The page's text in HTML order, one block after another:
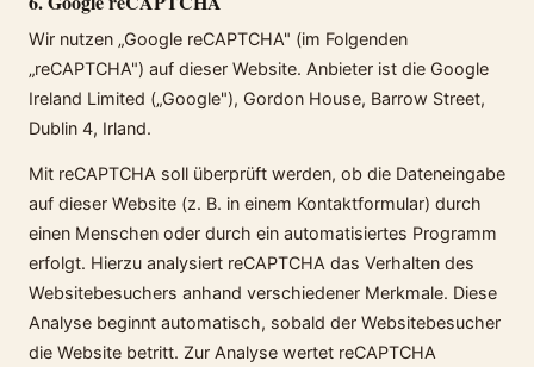
Wir nutzen „Google reCAPTCHA" (im Folgenden
„reCAPTCHA") auf dieser Website. Anbieter ist die Google
Ireland Limited („Google"), Gordon House, Barrow Street,
Dublin 4, Irland.
Mit reCAPTCHA soll überprüft werden, ob die Dateneingabe
auf dieser Website (z. B. in einem Kontaktformular) durch
einen Menschen oder durch ein automatisiertes Programm
erfolgt. Hierzu analysiert reCAPTCHA das Verhalten des
Websitebesuchers anhand verschiedener Merkmale. Diese
Analyse beginnt automatisch, sobald der Websitebesucher
die Website betritt. Zur Analyse wertet reCAPTCHA